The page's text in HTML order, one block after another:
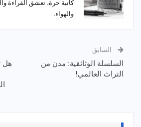
كاتبة حرة، تعشق القراءة
والهواء.
السابق
السلسلة الوثائقية: مدن من
التراث العالمي!